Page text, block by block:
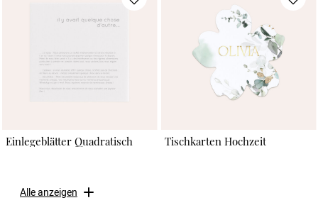
Einlegeblätter Quadratisch Tischkarten Hochzeit
Alle anzeigen